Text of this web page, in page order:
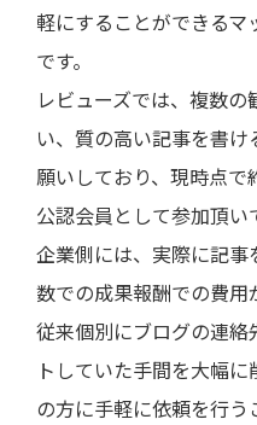
軽にすることができるマ
です。
レビューズでは、複数
い、質の高い記事を書
願いしており、現時点で
公認会員として参加頂い
企業側には、実際に記事
数での成果報酬での費用
従来個別にブログの連絡
トしていた手間を大幅
の方に手軽に依頼を行う